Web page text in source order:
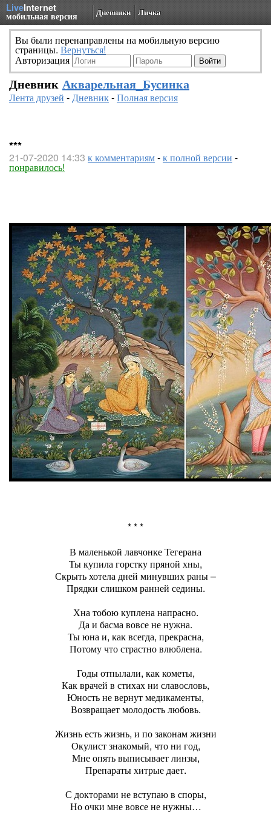
LiveInternet
мобильная версия Дневники Личка
Вы были перенаправлены на мобильную версию
страницы. Вернуться!
Авторизация
Дневник Акварельная_Бусинка
Лента друзей -Дневник-Полная версия
***
21-07-2020 14:33 к комментариям-к полной версии -
понравилось!
* * *
В маленькой лавчонке Тегерана
Ты купила горстку пряной хны,
Скрыть хотела дней минувших раны –
Прядки слишком ранней седины.
Хна тобою куплена напрасно.
Да и басма вовсе не нужна.
Ты юна и, как всегда, прекрасна,
Потому что страстно влюблена.
Годы отпылали, как кометы,
Как врачей в стихах ни славословь,
Юность не вернут медикаменты,
Возвращает молодость любовь.
Жизнь есть жизнь, и по законам жизни
Окулист знакомый, что ни год,
Мне опять выписывает линзы,
Препараты хитрые дает.
С докторами не вступаю в споры,
Но очки мне вовсе не нужны…